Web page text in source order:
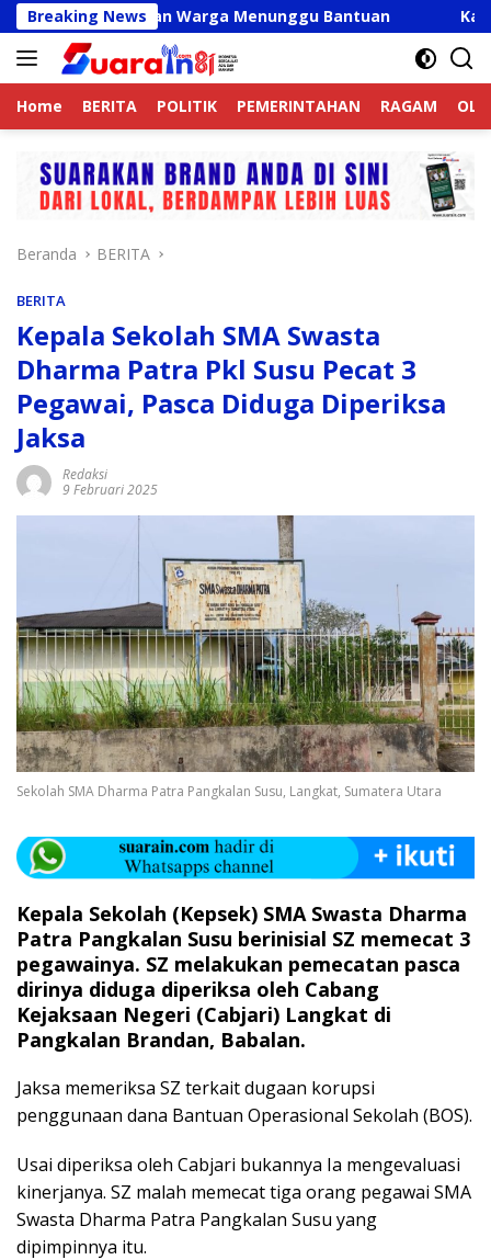
Langsung
ke
konten
Breaking News
Ribuan Warga Menunggu Bantuan Kapolres
Home BERITA POLITIK PEMERINTAHAN RAGAM
Beranda BERITA
BERITA
Kepala Sekolah SMA Swasta
Dharma Patra Pkl Susu Pecat 3
Pegawai, Pasca Diduga Diperiksa
Jaksa
Redaksi
9 Februari 2025
Sekolah SMA Dharma Patra Pangkalan Susu, Langkat, Sumatera Utara
Kepala Sekolah (Kepsek) SMA Swasta Dharma
Patra Pangkalan Susu berinisial SZ memecat 3
pegawainya. SZ melakukan pemecatan pasca
dirinya diduga diperiksa oleh Cabang
Kejaksaan Negeri (Cabjari) Langkat di
Pangkalan Brandan, Babalan.
Jaksa memeriksa SZ terkait dugaan korupsi
penggunaan dana Bantuan Operasional Sekolah (BOS).
Usai diperiksa oleh Cabjari bukannya Ia mengevaluasi
kinerjanya. SZ malah memecat tiga orang pegawai SMA
Swasta Dharma Patra Pangkalan Susu yang
dipimpinnya itu.